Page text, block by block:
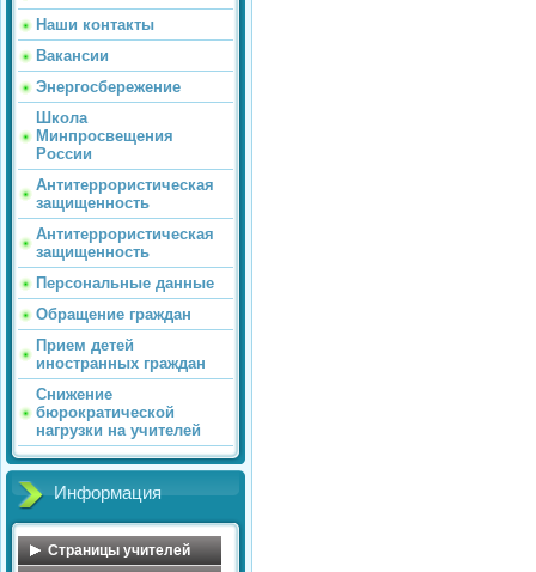
Наши контакты
Вакансии
Энергосбережение
Школа
Минпросвещения
России
Антитеррористическая
защищенность
Антитеррористическая
защищенность
Персональные данные
Обращение граждан
Прием детей
иностранных граждан
Снижение
бюрократической
нагрузки на учителей
Информация
Страницы учителей